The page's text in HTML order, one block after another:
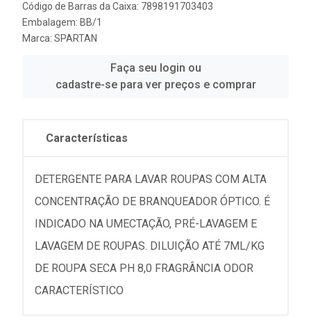
Código de Barras da Caixa: 7898191703403
Embalagem: BB/1
Marca: SPARTAN
Faça seu login ou
cadastre-se para ver preços e comprar
Características
DETERGENTE PARA LAVAR ROUPAS COM ALTA
CONCENTRAÇÃO DE BRANQUEADOR ÓPTICO. É
INDICADO NA UMECTAÇÃO, PRÉ-LAVAGEM E
LAVAGEM DE ROUPAS. DILUIÇÃO ATÉ 7ML/KG
DE ROUPA SECA PH 8,0 FRAGRÂNCIA ODOR
CARACTERÍSTICO